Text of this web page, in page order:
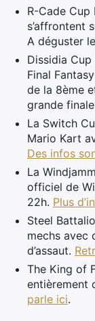
R-Cade Cup
s’affrontent
A déguster
Dissidia
Final
de la 8ème
grande
La Switch
Mario Kart
Des infos
La
officiel de
22h. Plus
Steel
mechs avec
d’assaut.
The King of
entièrement
parle ici.